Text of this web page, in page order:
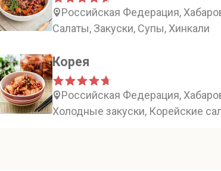
28
Российская Федерация,
Салаты, Закуски, Супы, Хинкали
улица, 2В
Корея
Российская Федерация,
Холодные закуски, Корейские